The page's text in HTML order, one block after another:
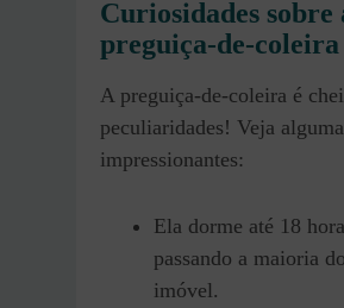
Curiosidades sobre
preguiça-de-coleira
A preguiça-de-coleira é
peculiaridades! Veja
impressionantes:
Ela dorme até 18
passando a maioria
imóvel.